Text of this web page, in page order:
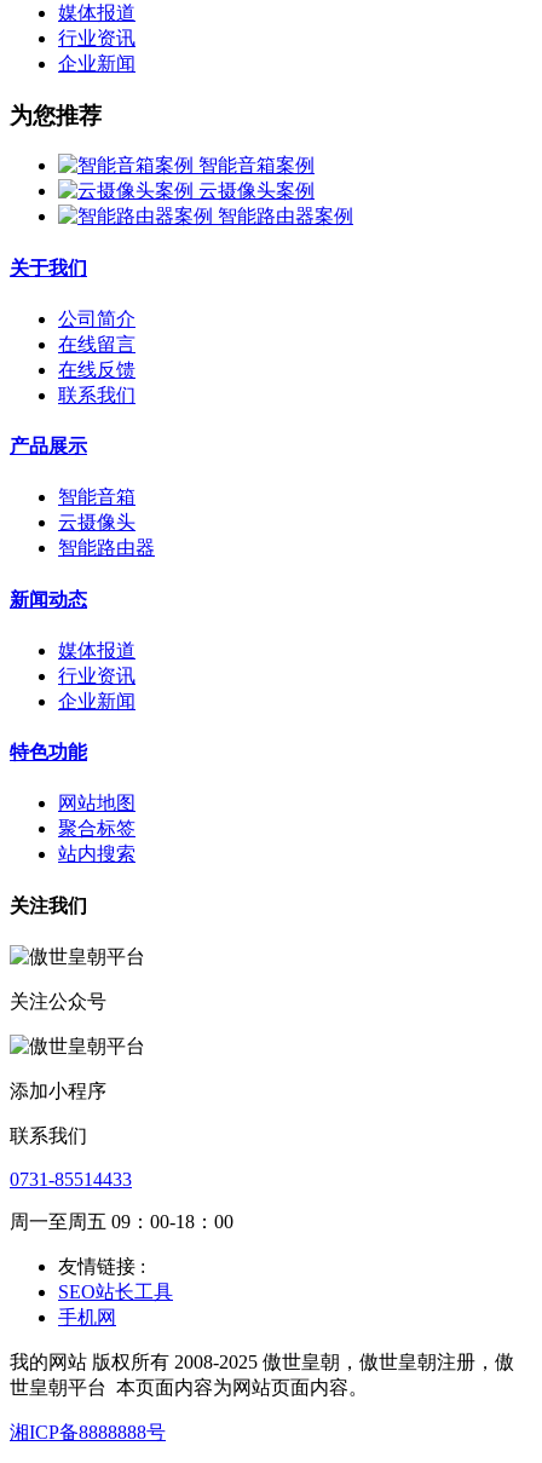
媒体报道
行业资讯
企业新闻
为您推荐
智能音箱案例
云摄像头案例
智能路由器案例
关于我们
公司简介
在线留言
在线反馈
联系我们
产品展示
智能音箱
云摄像头
智能路由器
新闻动态
媒体报道
行业资讯
企业新闻
特色功能
网站地图
聚合标签
站内搜索
关注我们
关注公众号
添加小程序
联系我们
0731-85514433
周一至周五 09：00-18：00
友情链接 :
SEO站长工具
手机网
我的网站 版权所有 2008-2025 傲世皇朝，傲世皇朝注册，傲
世皇朝平台 本页面内容为网站页面内容。
湘ICP备8888888号